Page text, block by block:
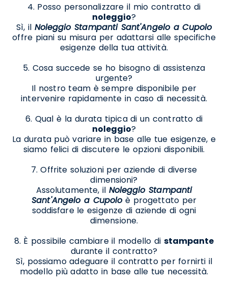
4. Posso personalizzare il mio contratto di
noleggio?
Sì, il Noleggio Stampanti Sant'Angelo a Cupolo
offre piani su misura per adattarsi alle specifiche
esigenze della tua attività.
5. Cosa succede se ho bisogno di assistenza
urgente?
Il nostro team è sempre disponibile per
intervenire rapidamente in caso di necessità.
6. Qual è la durata tipica di un contratto di
noleggio?
La durata può variare in base alle tue esigenze, e
siamo felici di discutere le opzioni disponibili.
7. Offrite soluzioni per aziende di diverse
dimensioni?
Assolutamente, il Noleggio Stampanti
Sant'Angelo a Cupoloè progettato per
soddisfare le esigenze di aziende di ogni
dimensione.
8. È possibile cambiare il modello di stampante
durante il contratto?
Sì, possiamo adeguare il contratto per fornirti il
modello più adatto in base alle tue necessità.